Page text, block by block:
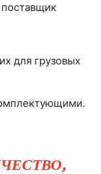
для грузовых